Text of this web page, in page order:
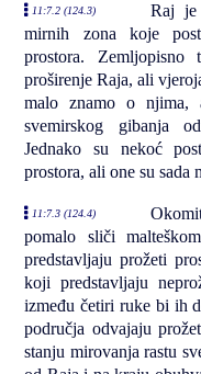
11:7.2 (124.3)
Raj je
mirnih zona koje
prostora.
proširenje Raja, ali
malo znamo o njima,
svemirskog gibanja
Jednako su nekoć
prostora, ali one su sada
11:7.3 (124.4)
pomalo sliči
predstavljaju prožeti
koji predstavljaju
između četiri ruke bi ih
područja odvajaju
stanju mirovanja rastu